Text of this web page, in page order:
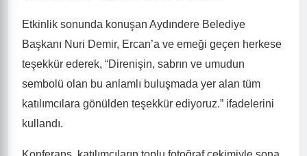
Etkinlik sonunda konuşan Aydındere Belediye
Başkanı Nuri Demir, Ercan’a ve emeği geçen herkese
teşekkür ederek, “Direnişin, sabrın ve umudun
sembolü olan bu anlamlı buluşmada yer alan tüm
katılımcılara gönülden teşekkür ediyoruz.” ifadelerini
kullandı.